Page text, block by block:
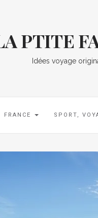
PTITE
Idées voyage
FRANCE SPORT,